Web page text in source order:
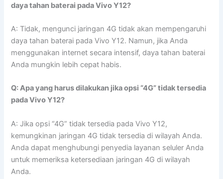
daya tahan baterai pada Vivo Y12?
A: Tidak, mengunci jaringan 4G tidak akan mempengaruhi
daya tahan baterai pada Vivo Y12. Namun, jika Anda
menggunakan internet secara intensif, daya tahan baterai
Anda mungkin lebih cepat habis.
Q: Apa yang harus dilakukan jika opsi “4G” tidak tersedia
pada Vivo Y12?
A: Jika opsi “4G” tidak tersedia pada Vivo Y12,
kemungkinan jaringan 4G tidak tersedia di wilayah Anda.
Anda dapat menghubungi penyedia layanan seluler Anda
untuk memeriksa ketersediaan jaringan 4G di wilayah
Anda.